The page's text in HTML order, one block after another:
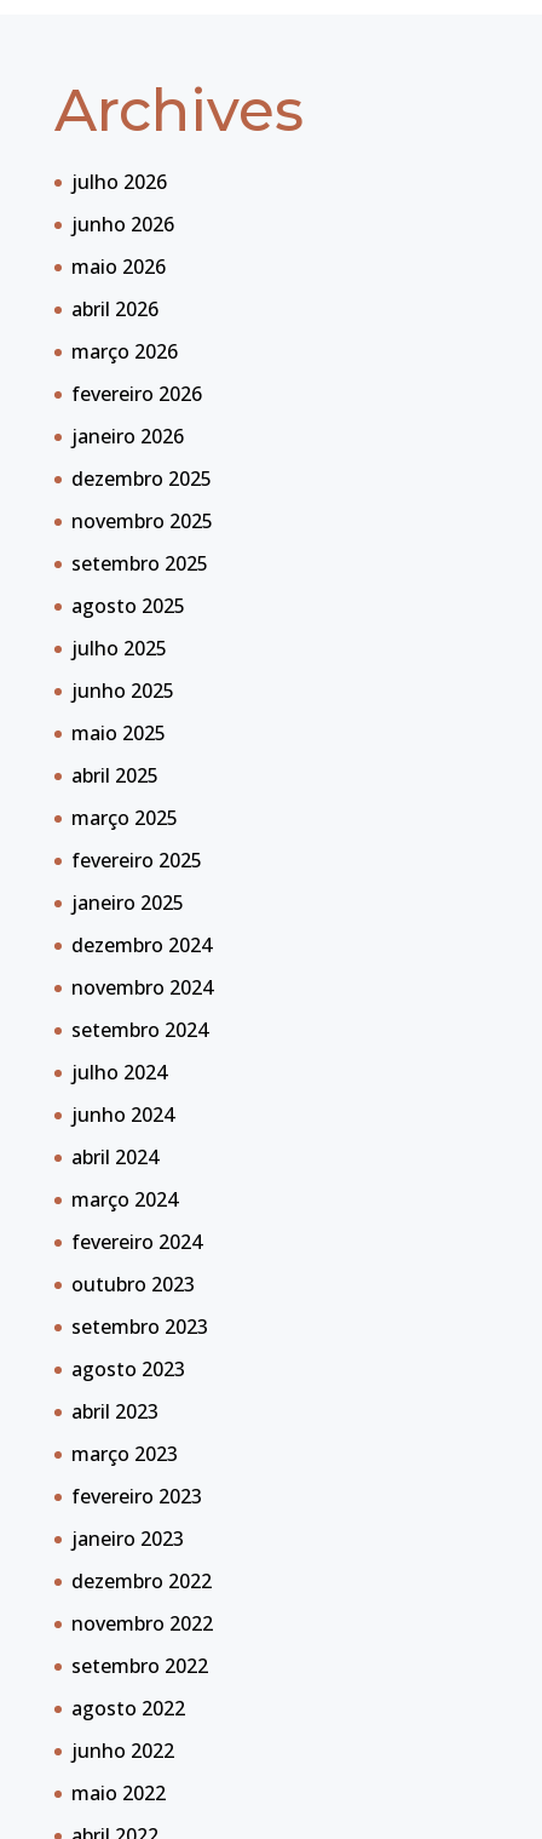
Archives
julho 2026
junho 2026
maio 2026
abril 2026
março 2026
fevereiro 2026
janeiro 2026
dezembro 2025
novembro 2025
setembro 2025
agosto 2025
julho 2025
junho 2025
maio 2025
abril 2025
março 2025
fevereiro 2025
janeiro 2025
dezembro 2024
novembro 2024
setembro 2024
julho 2024
junho 2024
abril 2024
março 2024
fevereiro 2024
outubro 2023
setembro 2023
agosto 2023
abril 2023
março 2023
fevereiro 2023
janeiro 2023
dezembro 2022
novembro 2022
setembro 2022
agosto 2022
junho 2022
maio 2022